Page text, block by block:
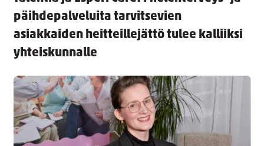
päihdepalveluita tarvitsevien
asiakkaiden heitteillejättö tulee kalliiksi
yhteiskunnalle